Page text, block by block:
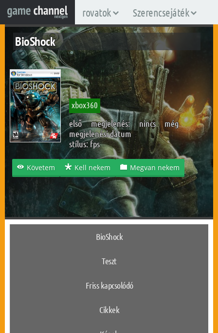
rovatok Szerencsejáték
BioShock
xbox360
első megjelenés: nincs még
megjelenési dátum
stílus:fps
Követem Kell nekem Megvan nekem
BioShock
Teszt
Friss kapcsolódó
Cikkek